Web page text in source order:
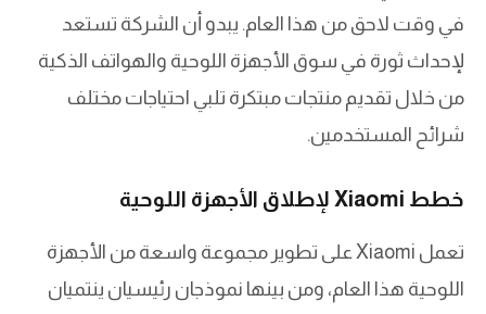
في وقت لاحق من هذا العام. يبدو أن الشركة تستعد
لإحداث ثورة في سوق الأجهزة اللوحية والهواتف الذكية
من خلال تقديم منتجات مبتكرة تلبي احتياجات مختلف
شرائح المستخدمين.
خطط Xiaomi لإطلاق الأجهزة اللوحية
تعمل Xiaomi على تطوير مجموعة واسعة من الأجهزة
اللوحية هذا العام، ومن بينها نموذجان رئيسيان ينتميان